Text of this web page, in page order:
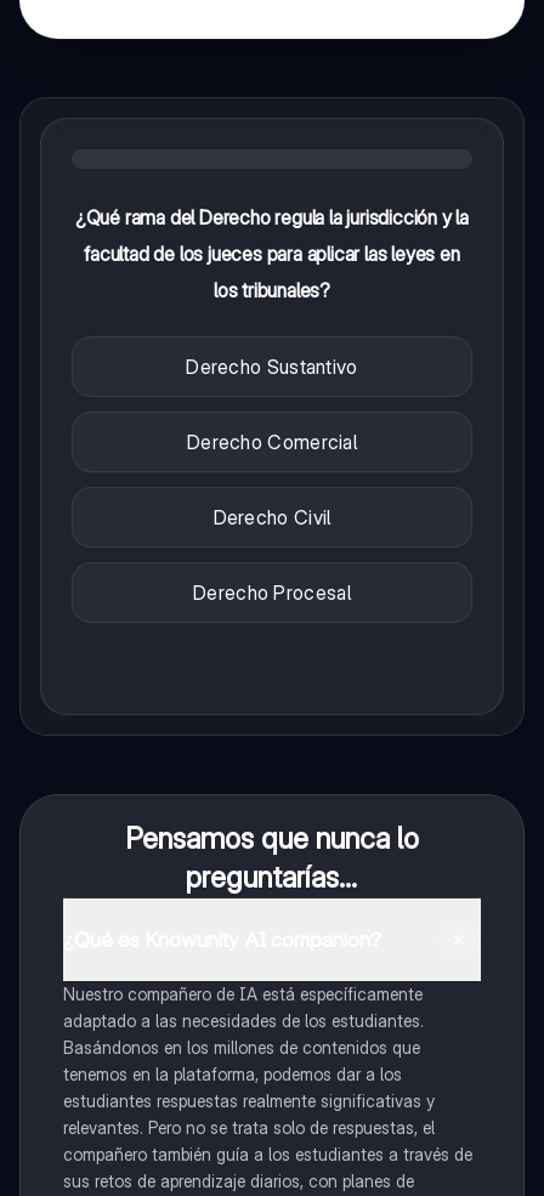
¿Qué rama del Derecho regula la jurisdicción y la
facultad de los jueces para aplicar las leyes en
los tribunales?
Derecho Sustantivo
Derecho Comercial
Derecho Civil
Derecho Procesal
Pensamos que nunca lo
preguntarías...
Nuestro compañero de IA está específicamente
adaptado a las necesidades de los estudiantes.
Basándonos en los millones de contenidos que
tenemos en la plataforma, podemos dar a los
estudiantes respuestas realmente significativas y
relevantes. Pero no se trata solo de respuestas, el
compañero también guía a los estudiantes a través de
sus retos de aprendizaje diarios, con planes de